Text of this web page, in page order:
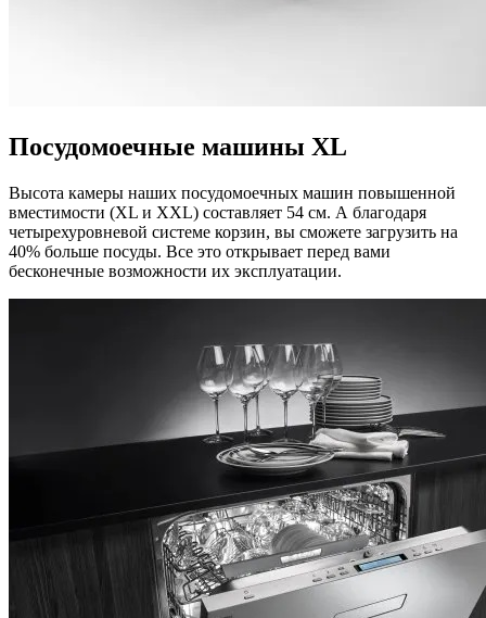
Посудомоечные машины XL
Высота камеры наших посудомоечных машин повышенной
вместимости (XL и XXL) составляет 54 см. А благодаря
четырехуровневой системе корзин, вы сможете загрузить на
40% больше посуды. Все это открывает перед вами
бесконечные возможности их эксплуатации.